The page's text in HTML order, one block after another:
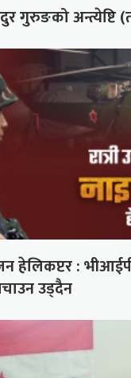
गुरुङको अन्त्येष्टि
हेलिकप्टर :
उड्दैन